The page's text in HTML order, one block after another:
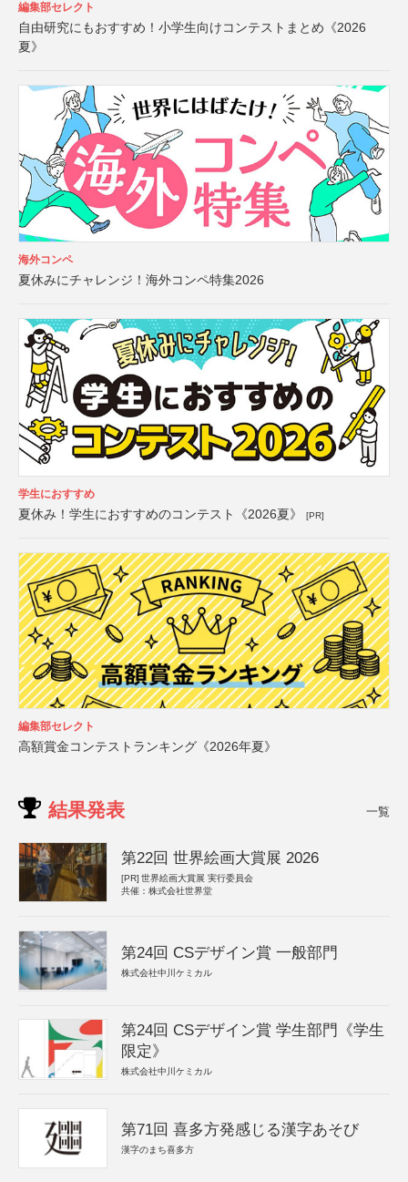
編集部セレクト
自由研究にもおすすめ！小学生向けコンテストまとめ《2026
夏》
海外コンペ
夏休みにチャレンジ！海外コンペ特集2026
学生におすすめ
夏休み！学生におすすめのコンテスト《2026夏》 [PR]
編集部セレクト
高額賞金コンテストランキング《2026年夏》
結果発表 一覧
第22回 世界絵画大賞展 2026
[PR] 世界絵画大賞展 実行委員会
共催：株式会社世界堂
第24回 CSデザイン賞 一般部門
株式会社中川ケミカル
第24回 CSデザイン賞 学生部門《学生
限定》
株式会社中川ケミカル
第71回 喜多方発感じる漢字あそび
漢字のまち喜多方